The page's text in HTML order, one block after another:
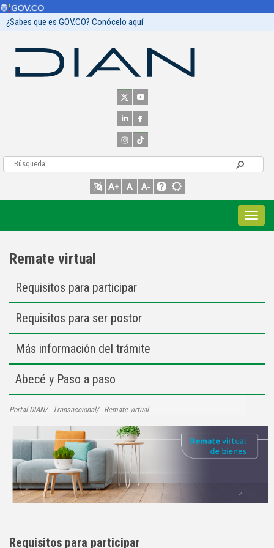
¿Sabes que es GOV.CO? Conócelo aquí
Remate virtual
Requisitos para participar
Requisitos para ser postor
Más información del trámite
Abecé y Paso a paso
Portal DIAN Transaccional Remate virtual
Requisitos para participar